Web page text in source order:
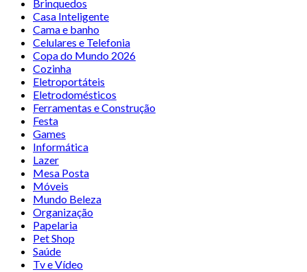
Brinquedos
Casa Inteligente
Cama e banho
Celulares e Telefonia
Copa do Mundo 2026
Cozinha
Eletroportáteis
Eletrodomésticos
Ferramentas e Construção
Festa
Games
Informática
Lazer
Mesa Posta
Móveis
Mundo Beleza
Organização
Papelaria
Pet Shop
Saúde
Tv e Vídeo